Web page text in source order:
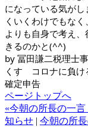
になっている気が
くいくわけでもな
よりも自身で考え
きるのかと(^^)
by 冨田謙二税理士
くす　コロナに負
確定申告
ページトップへ
«今朝の所長の一
知らせ | 今朝の所